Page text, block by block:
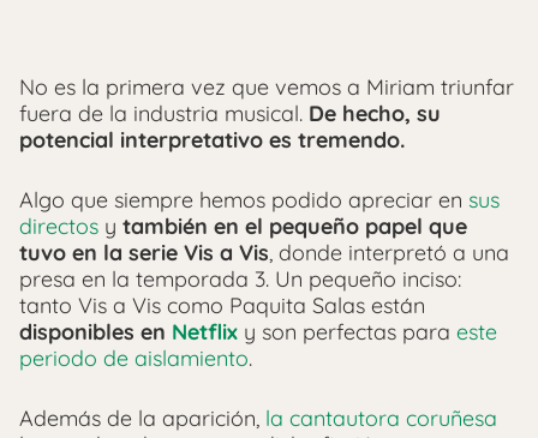
No es la primera vez que vemos a Miriam triunfar
fuera de la industria musical. De hecho, su
potencial interpretativo es tremendo.
Algo que siempre hemos podido apreciar en sus
directos y también en el pequeño papel que
tuvo en la serie Vis a Vis, donde interpretó a una
presa en la temporada 3. Un pequeño inciso:
tanto Vis a Vis como Paquita Salas están
disponibles en Netflix y son perfectas para este
periodo de aislamiento.
Además de la aparición, la cantautora coruñesa